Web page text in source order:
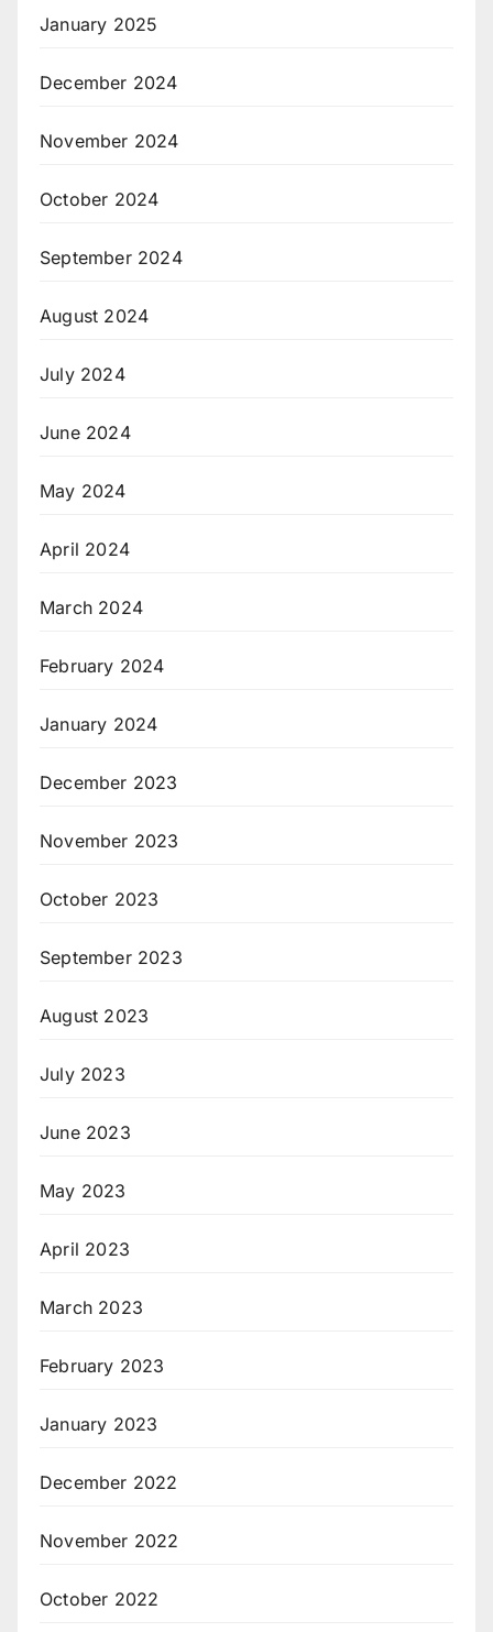
January 2025
December 2024
November 2024
October 2024
September 2024
August 2024
July 2024
June 2024
May 2024
April 2024
March 2024
February 2024
January 2024
December 2023
November 2023
October 2023
September 2023
August 2023
July 2023
June 2023
May 2023
April 2023
March 2023
February 2023
January 2023
December 2022
November 2022
October 2022